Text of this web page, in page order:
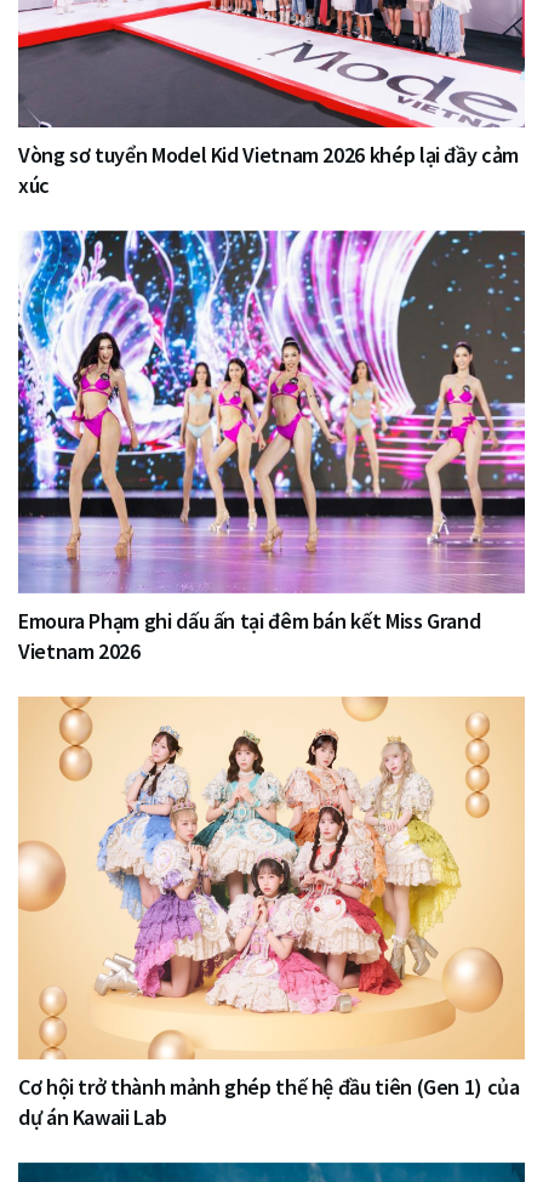
Vòng sơ tuyển Model Kid Vietnam 2026 khép lại đầy cảm
xúc
Emoura Phạm ghi dấu ấn tại đêm bán kết Miss Grand
Vietnam 2026
Cơ hội trở thành mảnh ghép thế hệ đầu tiên (Gen 1) của
dự án Kawaii Lab